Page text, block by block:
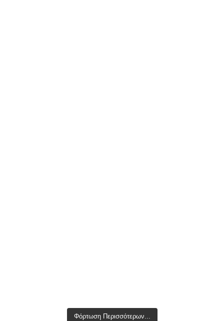
Φόρτωση Περισσότερων...